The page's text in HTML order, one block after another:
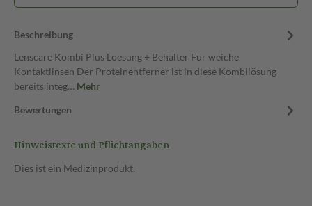
Beschreibung
Lenscare Kombi Plus Loesung + Behälter Für weiche
Kontaktlinsen Der Proteinentferner ist in diese Kombilösung
bereits integ… Mehr
Bewertungen
Hinweistexte und Pflichtangaben
Dies ist ein Medizinprodukt.